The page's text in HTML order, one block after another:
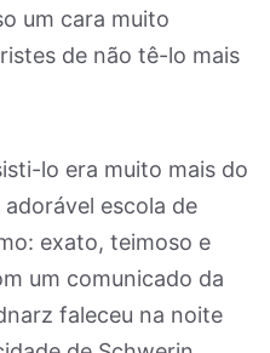
um cara muito
de não tê-lo mais
lo era muito mais do
escola de
exato, teimoso e
um comunicado da
faleceu na noite